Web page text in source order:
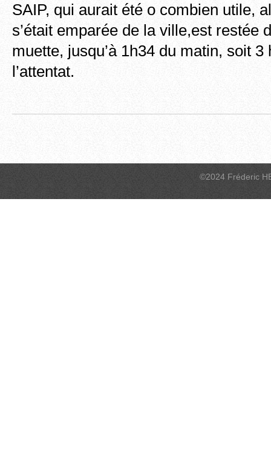
SAIP, qui aurait été o combien utile,
s’était emparée de la ville,est restée
muette, jusqu’à 1h34 du matin, soit 3
l’attentat.
©2024 Fréderic